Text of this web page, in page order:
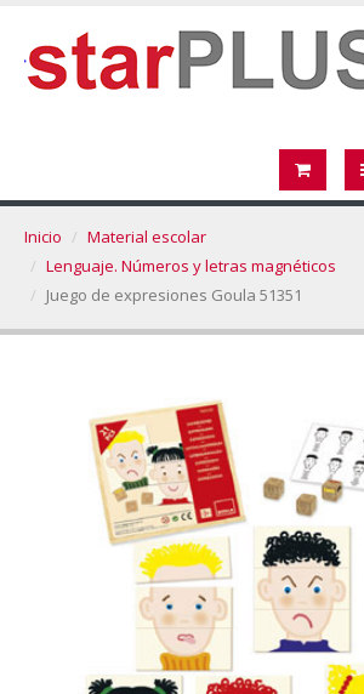
Inicio
Material escolar
Lenguaje. Números y letras magnéticos
Juego de expresiones Goula 51351